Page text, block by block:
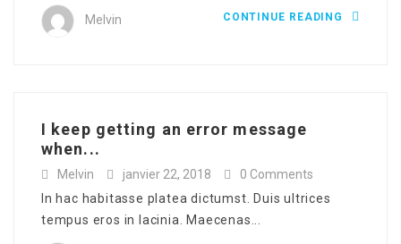
Melvin CONTINUE READING
I keep getting an error message
when...
Melvin janvier 22, 2018
0 Comments
In hac habitasse platea dictumst. Duis ultrices
tempus eros in lacinia. Maecenas...